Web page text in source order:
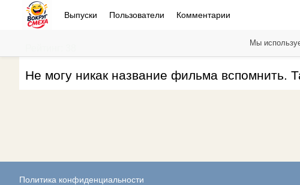
Выпуски Пользователи Комментарии
Не могу никак название фильма вспомнить.
Политика конфиденциальности
Мы